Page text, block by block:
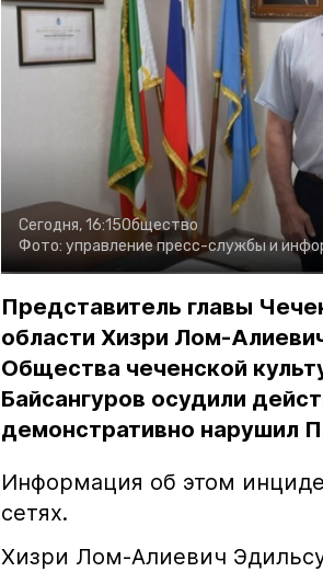
Сегодня, 16:15Общество
Фото: управление пресс-службы и
Представитель главы
области Хизри Лом-
Общества чеченской
Байсангуров осудили
демонстративно нарушил
Информация об этом
сетях.
Хизри Лом-Алиевич